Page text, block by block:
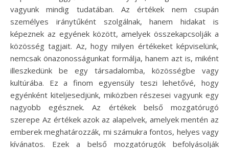
vagyunk mindig tudatában. Az értékek nem csupán
személyes iránytűként szolgálnak, hanem hidakat is
képeznek az egyének között, amelyek összekapcsolják a
közösség tagjait. Az, hogy milyen értékeket képviselünk,
nemcsak önazonosságunkat formálja, hanem azt is, miként
illeszkedünk be egy társadalomba, közösségbe vagy
kultúrába. Ez a finom egyensúly teszi lehetővé, hogy
egyénként kiteljesedjünk, miközben részesei vagyunk egy
nagyobb egésznek. Az értékek belső mozgatórugó
szerepe Az értékek azok az alapelvek, amelyek mentén az
emberek meghatározzák, mi számukra fontos, helyes vagy
kívánatos. Ezek a belső mozgatórugók befolyásolják